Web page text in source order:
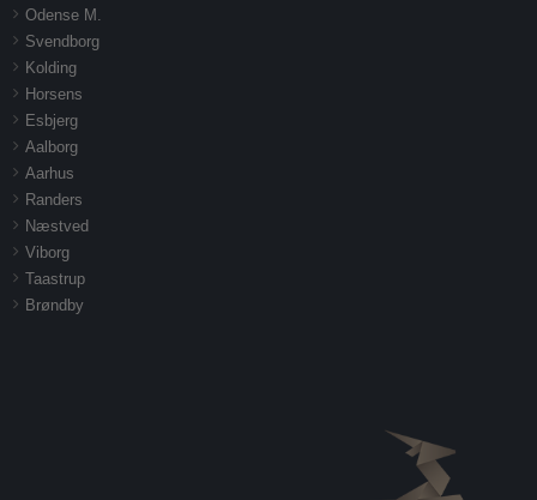
Odense M.
Svendborg
Kolding
Horsens
Esbjerg
Aalborg
Aarhus
Randers
Næstved
Viborg
Taastrup
Brøndby